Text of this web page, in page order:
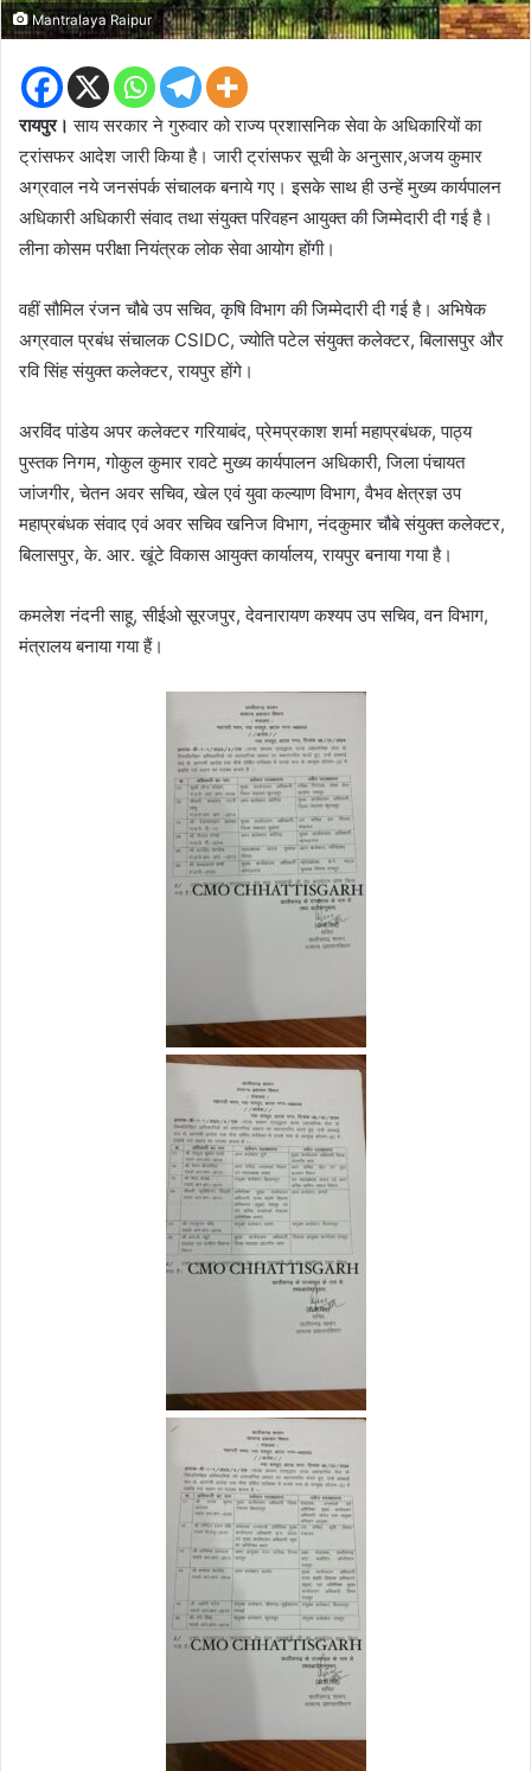
Mantralaya Raipur
रायपुर। साय सरकार ने गुरुवार को राज्य प्रशासनिक सेवा के अधिकारियों का
ट्रांसफर आदेश जारी किया है। जारी ट्रांसफर सूची के अनुसार,अजय कुमार
अग्रवाल नये जनसंपर्क संचालक बनाये गए। इसके साथ ही उन्हें मुख्य कार्यपालन
अधिकारी अधिकारी संवाद तथा संयुक्त परिवहन आयुक्त की जिम्मेदारी दी गई है।
लीना कोसम परीक्षा नियंत्रक लोक सेवा आयोग होंगी।
वहीं सौमिल रंजन चौबे उप सचिव, कृषि विभाग की जिम्मेदारी दी गई है। अभिषेक
अग्रवाल प्रबंध संचालक CSIDC, ज्योति पटेल संयुक्त कलेक्टर, बिलासपुर और
रवि सिंह संयुक्त कलेक्टर, रायपुर होंगे।
अरविंद पांडेय अपर कलेक्टर गरियाबंद, प्रेमप्रकाश शर्मा महाप्रबंधक, पाठ्य
पुस्तक निगम, गोकुल कुमार रावटे मुख्य कार्यपालन अधिकारी, जिला पंचायत
जांजगीर, चेतन अवर सचिव, खेल एवं युवा कल्याण विभाग, वैभव क्षेत्रज्ञ उप
महाप्रबंधक संवाद एवं अवर सचिव खनिज विभाग, नंदकुमार चौबे संयुक्त कलेक्टर,
बिलासपुर, के. आर. खूंटे विकास आयुक्त कार्यालय, रायपुर बनाया गया है।
कमलेश नंदनी साहू, सीईओ सूरजपुर, देवनारायण कश्यप उप सचिव, वन विभाग,
मंत्रालय बनाया गया हैं।